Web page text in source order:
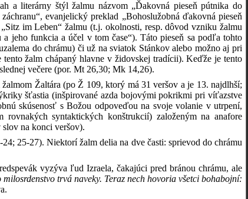
a literárny štýl žalmu názvom „Ďakovná pieseň pútnika do
evanjelický preklad „Bohoslužobná ďakovná pieseň
im Leben“ žalmu (t.j. okolnosti, resp. dôvod vzniku žalmu
jeho funkcia a účel v tom čase“). Táto pieseň sa podľa tohto
do chrámu) či už na sviatok Stánkov alebo možno aj pri
žalm chápaný hlavne v židovskej tradícii). Keďže je tento
večere (por. Mt 26,30; Mk 14,26).
Žaltára (po Ž 109, ktorý má 31 veršov a je 13. najdlhší;
šťastia (inšpirované azda bojovými pokrikmi pri víťazstve
skúsenosť s Božou odpoveďou na svoje volanie v utrpení,
syntaktických konštrukcií) založeným na anafore
na konci veršov).
25-27). Niektorí žalm delia na dve časti: sprievod do chrámu
vyzýva ľud Izraela, čakajúci pred bránou chrámu, ale
trvá naveky. Teraz nech hovoria všetci bohabojní: